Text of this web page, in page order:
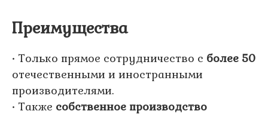
Преимущества
• Только прямое сотрудничество с более 50
отечественными и иностранными
производителями.
• Также собственное производство